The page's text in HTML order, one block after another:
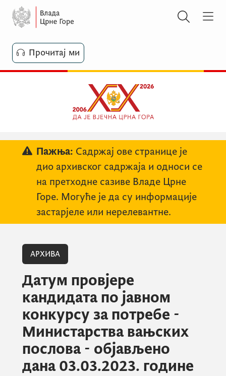
Прочитај ми
Пажња: Садржај ове странице је
дио архивског садржаја и односи се
на претходне сазиве Владе Црне
Горе. Могуће је да су информације
застарјеле или нерелевантне.
АРХИВА
Датум провјере
кандидата по јавном
конкурсу за потребе -
Министарства вањских
послова - објављено
дана 03.03.2023. године